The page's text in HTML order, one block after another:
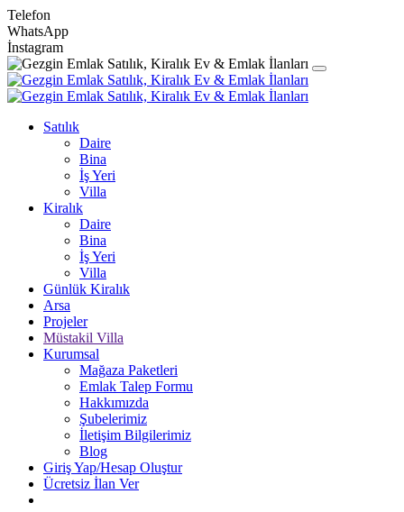
Telefon
WhatsApp
İnstagram
Satılık
Daire
Bina
İş Yeri
Villa
Kiralık
Daire
Bina
İş Yeri
Villa
Günlük Kiralık
Arsa
Projeler
Müstakil Villa
Kurumsal
Mağaza Paketleri
Emlak Talep Formu
Hakkımızda
Şubelerimiz
İletişim Bilgilerimiz
Blog
Giriş Yap/Hesap Oluştur
Ücretsiz İlan Ver